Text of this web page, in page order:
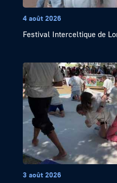
4 août 2026
Festival Interceltique de
3 août 2026